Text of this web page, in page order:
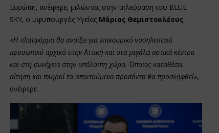
Ευρώπη, ανέφερε, μιλώντας στην τηλεόραση του BLUE
SKY, ο υφυπουργός Υγείας Μάριος Θεμιστοκλέους.
«Η πλατφόρμα θα ανοίξει για επικουρικό νοσηλευτικό
προσωπικό αρχικά στην Αττική και στα μεγάλα αστικά κέντρα
και στη συνέχεια στην υπόλοιπη χώρα. Όποιος καταθέσει
αίτηση και πληροί τα απαιτούμενα προσόντα θα προσληφθεί»,
ανέφερε.